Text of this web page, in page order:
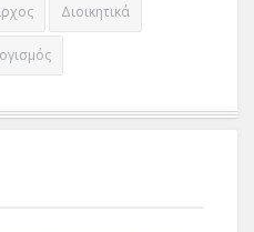
Διοικητικά